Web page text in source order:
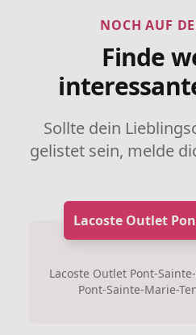
NOCH AUF
Finde
Sollte dein
gelistet sein, melde
Lacoste Outlet
Lacoste Outlet Pont-
Pont-Sainte-Marie-